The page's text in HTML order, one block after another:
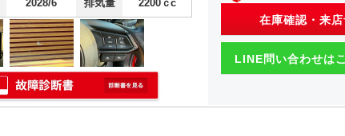
2028/6 排気量 2200 ｃc
在庫確認・来
LINE問い合わせは